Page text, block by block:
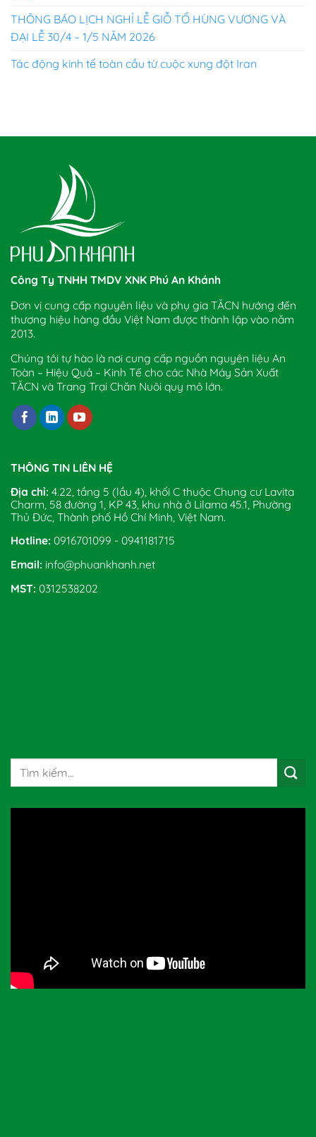
THÔNG BÁO LỊCH NGHỈ LỄ GIỖ TỔ HÙNG VƯƠNG VÀ
ĐẠI LỄ 30/4 – 1/5 NĂM 2026
Tác động kinh tế toàn cầu từ cuộc xung đột Iran
Công Ty TNHH TMDV XNK Phú An Khánh
Đơn vị cung cấp nguyên liệu và phụ gia TĂCN hướng đến
thương hiệu hàng đầu Việt Nam được thành lập vào năm
2013.
Chúng tôi tự hào là nơi cung cấp nguồn nguyên liệu An
Toàn – Hiệu Quả – Kinh Tế cho các Nhà Máy Sản Xuất
TĂCN và Trang Trại Chăn Nuôi quy mô lớn.
THÔNG TIN LIÊN HỆ
Địa chỉ: 4.22, tầng 5 (lầu 4), khối C thuộc Chung cư Lavita
Charm, 58 đường 1, KP 43, khu nhà ở Lilama 45.1, Phường
Thủ Đức, Thành phố Hồ Chí Minh, Việt Nam.
Hotline: 0916701099 - 0941181715
Email: info@phuankhanh.net
MST: 0312538202
Tìm